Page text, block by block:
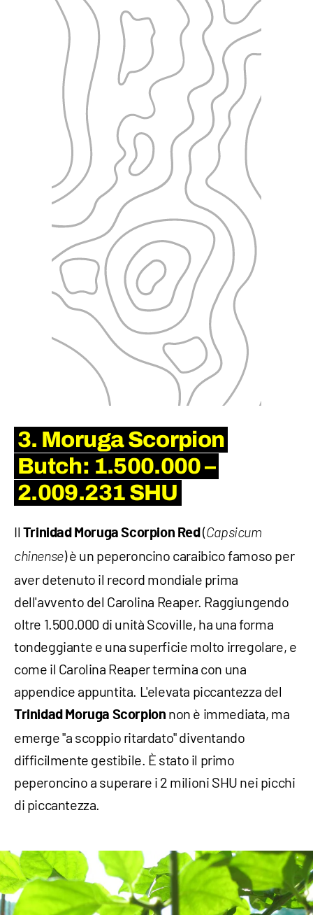
3. Moruga Scorpion
Butch: 1.500.000 –
2.009.231 SHU
Il Trinidad Moruga Scorpion Red(Capsicum
chinense) è un peperoncino caraibico famoso per
aver detenuto il record mondiale prima
dell'avvento del Carolina Reaper. Raggiungendo
oltre 1.500.000 di unità Scoville, ha una forma
tondeggiante e una superficie molto irregolare, e
come il Carolina Reaper termina con una
appendice appuntita. L'elevata piccantezza del
Trinidad Moruga Scorpion non è immediata, ma
emerge "a scoppio ritardato" diventando
difficilmente gestibile. È stato il primo
peperoncino a superare i 2 milioni SHU nei picchi
di piccantezza.